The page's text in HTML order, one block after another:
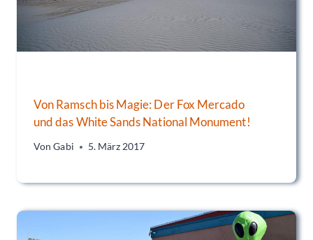
Von Ramsch bis Magie: Der Fox Mercado
und das White Sands National Monument!
Von Gabi 5. März 2017